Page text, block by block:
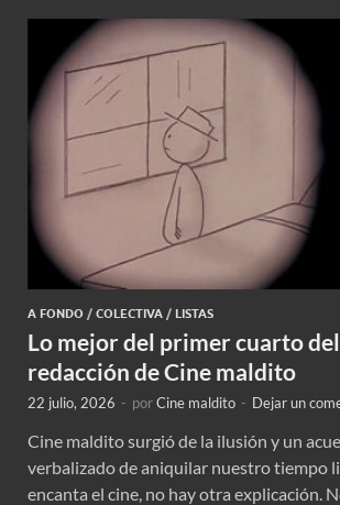
A FONDO / COLECTIVA / LISTAS
Lo mejor del primer cuarto
redacción de Cine maldito
22 julio, 2026 - porCine maldito - Dejar un
Cine maldito surgió de la ilusión y un
verbalizado de aniquilar nuestro tiempo
encanta el cine, no hay otra explicación.